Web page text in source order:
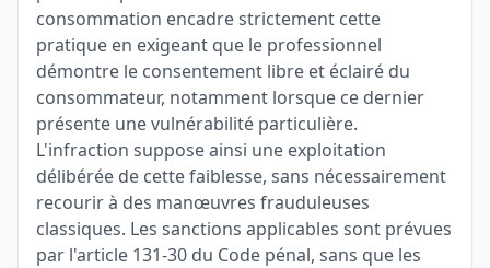
consommation encadre strictement cette
pratique en exigeant que le professionnel
démontre le consentement libre et éclairé du
consommateur, notamment lorsque ce dernier
présente une vulnérabilité particulière.
L'infraction suppose ainsi une exploitation
délibérée de cette faiblesse, sans nécessairement
recourir à des manœuvres frauduleuses
classiques. Les sanctions applicables sont prévues
par l'article 131-30 du Code pénal, sans que les